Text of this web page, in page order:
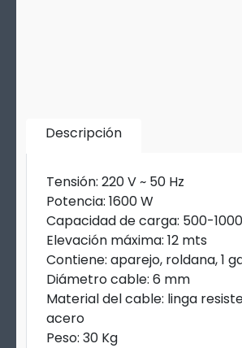
Descripción
Tensión: 220 V ~ 50 Hz
Potencia: 1600 W
Capacidad de carga: 500-
Elevación máxima: 12 mts
Contiene: aparejo, roldana, 1
Diámetro cable: 6 mm
Material del cable: linga
acero
Peso: 30 Kg